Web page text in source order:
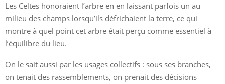
Les Celtes honoraient l’arbre en en laissant parfois un au
milieu des champs lorsqu’ils défrichaient la terre, ce qui
montre à quel point cet arbre était perçu comme essentiel à
l’équilibre du lieu.
On le sait aussi par les usages collectifs : sous ses branches,
on tenait des rassemblements, on prenait des décisions